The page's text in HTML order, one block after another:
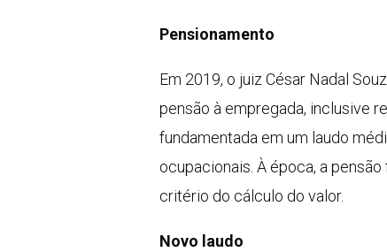
Pensionamento
Em 2019, o juiz César Nadal
pensão à empregada, inclusive
fundamentada em um laudo
ocupacionais. À época, a
critério do cálculo do valor.
Novo laudo